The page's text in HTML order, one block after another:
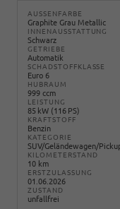
AUSSENFARBE
Graphite Grau Metallic
INNENAUSSTATTUNG
Schwarz
GETRIEBE
Automatik
SCHADSTOFFKLASSE
Euro 6
HUBRAUM
999 ccm
LEISTUNG
85 kW (116 PS)
KRAFTSTOFF
Benzin
KATEGORIE
SUV/Geländewagen/
KILOMETERSTAND
10 km
ERSTZULASSUNG
01.06.2026
ZUSTAND
unfallfrei